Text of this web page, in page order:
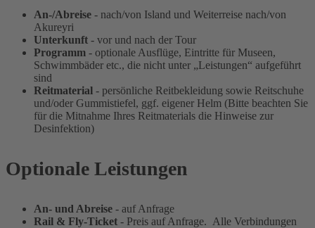
An-/Abreise - nach/von Island und Weiterreise nach/von
Akureyri
Unterkunft - vor und nach der Tour
Programm - optionale Ausflüge, Eintritte für Museen,
Schwimmbäder etc., die nicht unter „Leistungen“ aufgeführt
sind
Reitmaterial - persönliche Reitbekleidung sowie Reitschuhe
und/oder Gummistiefel, ggf. eigener Helm (Bitte beachten Sie
für die Mitnahme Ihres Reitmaterials die Hinweise zur
Desinfektion)
Optionale Leistungen
An- und Abreise - auf Anfrage
Rail & Fly-Ticket - Preis auf Anfrage. Alle Verbindungen